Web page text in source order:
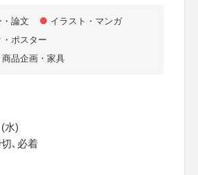
論文
イラスト・マンガ
ポスター
品企画・家具
水)
､必着